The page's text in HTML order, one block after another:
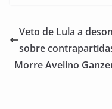
e
b
o
l
Veto de Lula a
sobre
Morre Avelino